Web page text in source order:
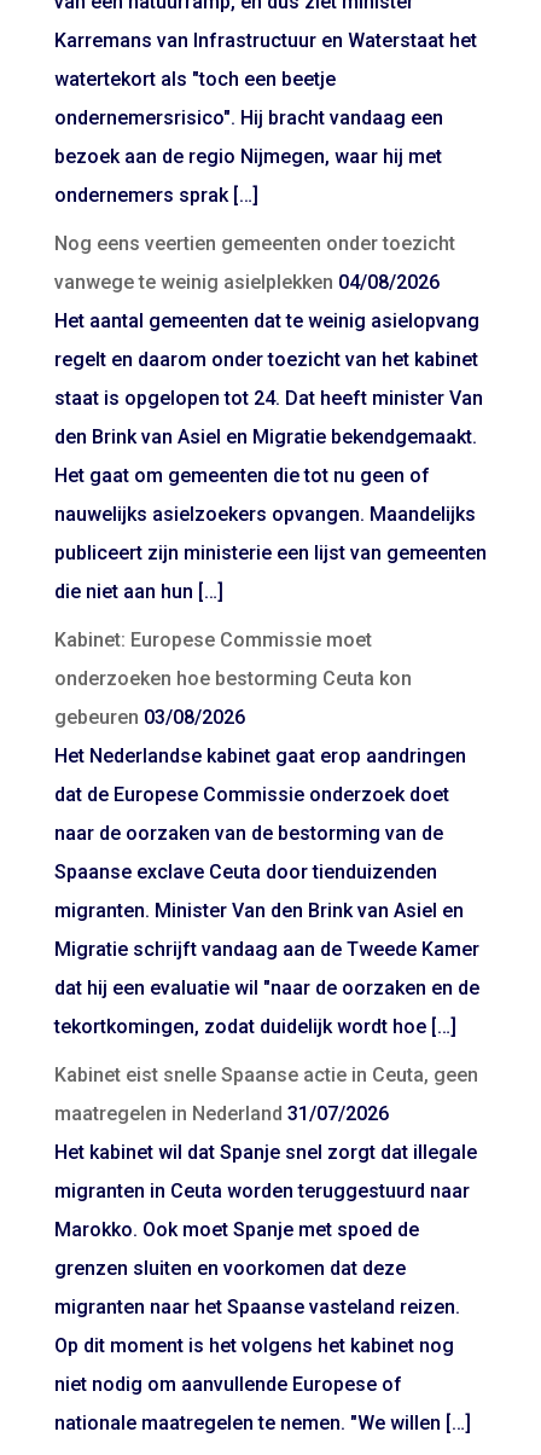
Karremans van Infrastructuur en Waterstaat het
watertekort als "toch een beetje
ondernemersrisico". Hij bracht vandaag een
bezoek aan de regio Nijmegen, waar hij met
ondernemers sprak […]
Nog eens veertien gemeenten onder toezicht
vanwege te weinig asielplekken 04/08/2026
Het aantal gemeenten dat te weinig asielopvang
regelt en daarom onder toezicht van het kabinet
staat is opgelopen tot 24. Dat heeft minister Van
den Brink van Asiel en Migratie bekendgemaakt.
Het gaat om gemeenten die tot nu geen of
nauwelijks asielzoekers opvangen. Maandelijks
publiceert zijn ministerie een lijst van gemeenten
die niet aan hun […]
Kabinet: Europese Commissie moet
onderzoeken hoe bestorming Ceuta kon
gebeuren 03/08/2026
Het Nederlandse kabinet gaat erop aandringen
dat de Europese Commissie onderzoek doet
naar de oorzaken van de bestorming van de
Spaanse exclave Ceuta door tienduizenden
migranten. Minister Van den Brink van Asiel en
Migratie schrijft vandaag aan de Tweede Kamer
dat hij een evaluatie wil "naar de oorzaken en de
tekortkomingen, zodat duidelijk wordt hoe […]
Kabinet eist snelle Spaanse actie in Ceuta, geen
maatregelen in Nederland 31/07/2026
Het kabinet wil dat Spanje snel zorgt dat illegale
migranten in Ceuta worden teruggestuurd naar
Marokko. Ook moet Spanje met spoed de
grenzen sluiten en voorkomen dat deze
migranten naar het Spaanse vasteland reizen.
Op dit moment is het volgens het kabinet nog
niet nodig om aanvullende Europese of
nationale maatregelen te nemen. "We willen […]